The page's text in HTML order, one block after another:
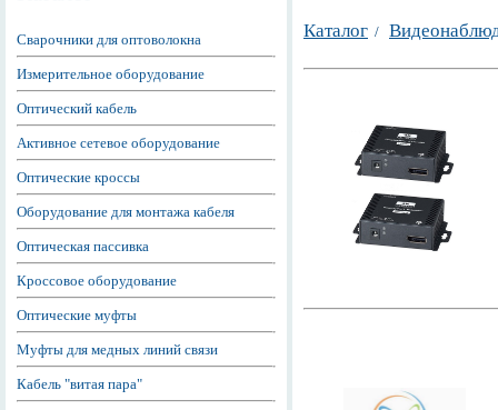
Сварочники для оптоволокна
Измерительное оборудование
Оптический кабель
Активное сетевое оборудование
Оптические кроссы
Оборудование для монтажа кабеля
Оптическая пассивка
Кроссовое оборудование
Оптические муфты
Муфты для медных линий связи
Кабель "витая пара"
Каталог /